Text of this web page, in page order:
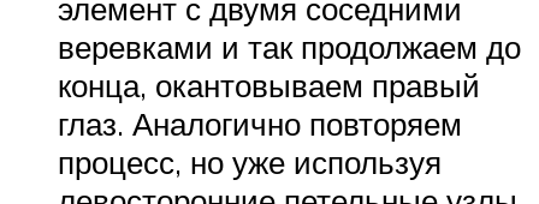
элемент с двумя соседними
веревками и так продолжаем до
конца, окантовываем правый
глаз. Аналогично повторяем
процесс, но уже используя